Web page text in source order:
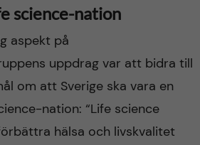
science-nation
aspekt på
uppdrag var att bidra till
om att Sverige ska vara en
nation: “Life science
hälsa och livskvalitet